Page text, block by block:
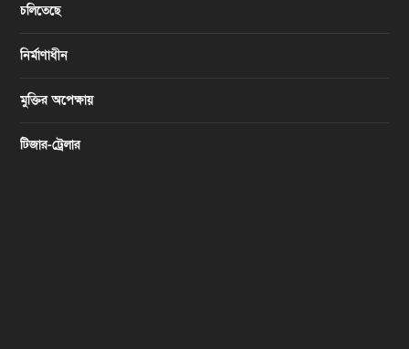
চলিতেছে
নির্মাণাধীন
মুক্তির অপেক্ষায়
টিজার-ট্রেলার